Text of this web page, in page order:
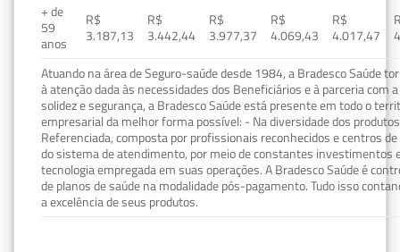
+ de
59
anos
R$
3.187,13
R$
3.442,44
R$
3.977,37
R$
4.069,43
R$
4.017,47
Atuando na área de Seguro-saúde desde 1984, a Bradesco Saúde
à atenção dada às necessidades dos Beneficiários e à parceria com
solidez e segurança, a Bradesco Saúde está presente em todo o
empresarial da melhor forma possível: - Na diversidade dos
Referenciada, composta por profissionais reconhecidos e centros
do sistema de atendimento, por meio de constantes investimentos
tecnologia empregada em suas operações. A Bradesco Saúde é
de planos de saúde na modalidade pós-pagamento. Tudo isso
a excelência de seus produtos.